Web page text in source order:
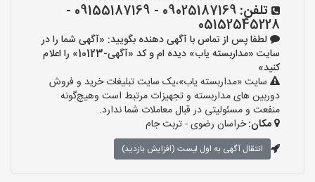
تلفن:
09025187169 - 09155187169 -
05152545228
لطفا پس از تماس با آگهی دهنده بگویید: «آگهی شما را در
سایت «مداربسته یاب» دیده ام و کد «آگهی-10123» را اعلام
کنید»
سایت «مداربسته یاب»،یک سایت تبلیغات خرید و فروش
دوربین های مداربسته و تجهیزات مرتبط است وهیچ‌گونه
منفعت و مسئولیتی در قبال معاملات شما ندارد.
مکان:خراسان رضوی - تربت جام
انتقال آگهی به اول لیست (افزایش بازدید)